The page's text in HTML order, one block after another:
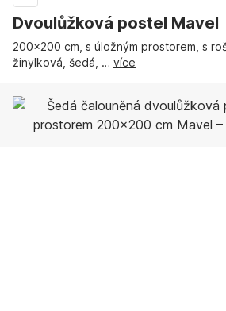
Dvoulůžková postel Mavel
200x200 cm, s úložným prostorem, s
žinylková, šedá , … více